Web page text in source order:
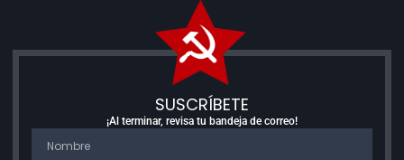
SUSCRÍBETE
¡Al terminar, revisa tu bandeja de correo!